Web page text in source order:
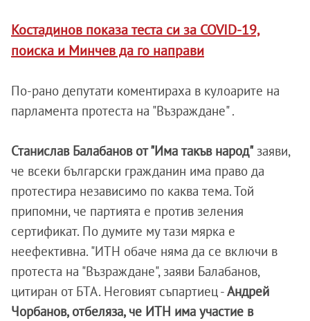
Костадинов показа теста си за COVID-19,
поиска и Минчев да го направи
По-рано депутати коментираха в кулоарите на
парламента протеста на "Възраждане" .
Станислав Балабанов от "Има такъв народ"заяви,
че всеки български гражданин има право да
протестира независимо по каква тема. Той
припомни, че партията е против зеления
сертификат. По думите му тази мярка е
неефективна. "ИТН обаче няма да се включи в
протеста на "Възраждане", заяви Балабанов,
цитиран от БТА. Неговият съпартиец -Андрей
Чорбанов, отбеляза, че ИТН има участие в